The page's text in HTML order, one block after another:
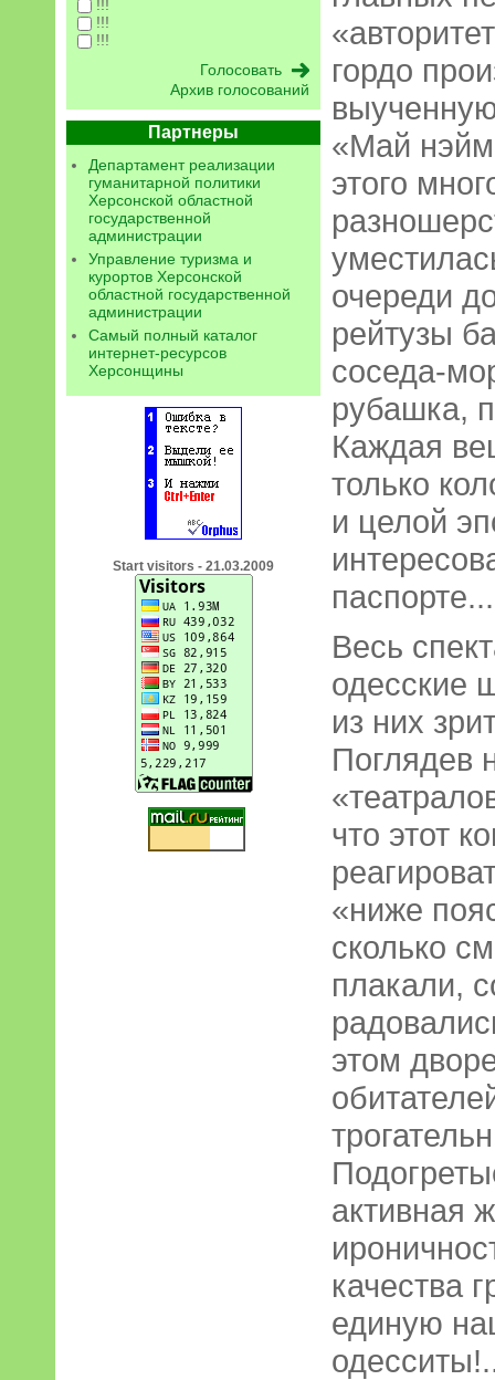
!!!
!!!
!!!
Архив голосований
Партнеры
Департамент реализации
гуманитарной политики
Херсонской областной
государственной
администрации
Управление туризма и
курортов Херсонской
областной государственной
администрации
Самый полный каталог
интернет-ресурсов
Херсонщины
Start visitors - 21.03.2009
гордо
«Май
этого
очереди
рейтузы
соседа-
рубашка,
Каждая
только
и целой
паспорте...
Весь
одесские
из них
Поглядев
что этот
«ниже
сколько
плакали,
этом
активная
качества
единую